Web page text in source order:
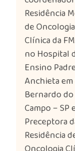
Residência
de Oncologia
Clínica da
no Hospital
Ensino Padre
Anchieta em
Bernardo do
Campo – SP e
Preceptora
Residência